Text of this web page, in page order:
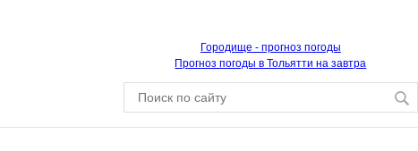
Городище - прогноз погоды
Прогноз погоды в Тольятти на завтра